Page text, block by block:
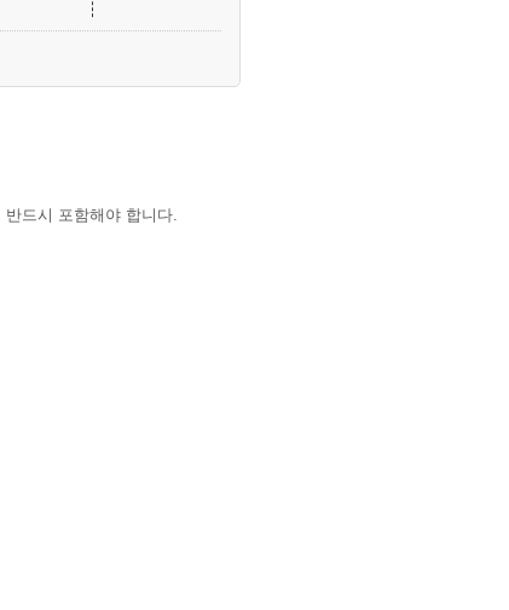
우 학교 대표 이메일로 요청해
드시 포함해야 합니다.